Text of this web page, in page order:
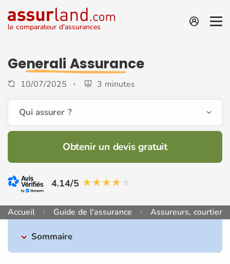
le comparateur d'assurances
Generali Assurance
10/07/2025 3 minutes
Qui assurer ?
Obtenir un devis gratuit
4.14/5
Accueil Guide de l'assurance Assureurs,
Sommaire